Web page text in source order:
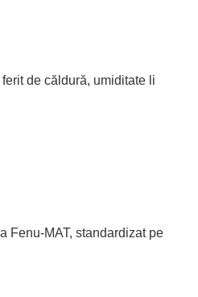
de căldură, umiditate li
Fenu-MAT, standardizat pe